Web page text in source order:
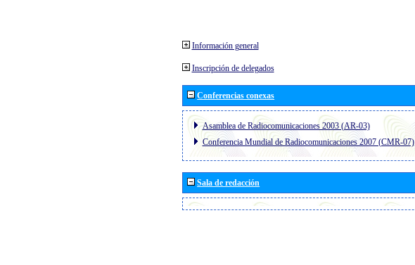
Información general
Inscripción de delegados
Conferencias conexas
Asamblea de Radiocomunicaciones 2003 (AR-03)
Conferencia Mundial de Radiocomunicaciones 2007 (CMR-07)
Sala de redacción